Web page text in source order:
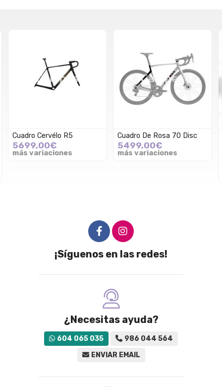
Cuadro Cervélo R5
5699,00€
más variaciones
Cuadro De Rosa 70 Disc
5499,00€
más variaciones
¡Síguenos en las redes!
¿Necesitas ayuda?
604 065 035
986 044 564
ENVIAR EMAIL